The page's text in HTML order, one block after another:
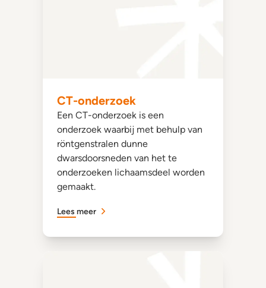
CT-onderzoek
Een CT-onderzoek is een
onderzoek waarbij met behulp van
röntgenstralen dunne
dwarsdoorsneden van het te
onderzoeken lichaamsdeel worden
gemaakt.
Lees meer